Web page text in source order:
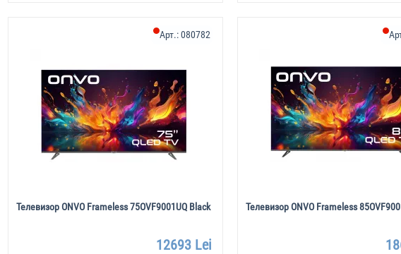
Телевизор ONVO Frameless 75OVF9001UQ Black
Арт.:080782
12693 Lei
Телевизор ONVO Frameless